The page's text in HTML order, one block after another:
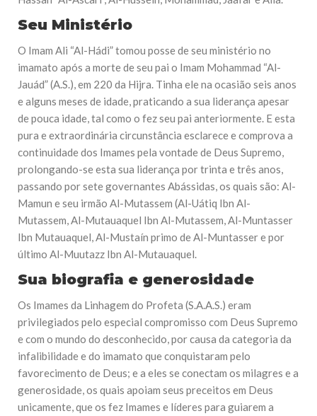
Seu Ministério
O Imam Ali “Al-Hádi” tomou posse de seu ministério no
imamato após a morte de seu pai o Imam Mohammad “Al-
Jauád” (A.S.), em 220 da Hijra. Tinha ele na ocasião seis anos
e alguns meses de idade, praticando a sua liderança apesar
de pouca idade, tal como o fez seu pai anteriormente. E esta
pura e extraordinária circunstância esclarece e comprova a
continuidade dos Imames pela vontade de Deus Supremo,
prolongando-se esta sua liderança por trinta e três anos,
passando por sete governantes Abássidas, os quais são: Al-
Mamun e seu irmão Al-Mutassem (Al-Uátiq Ibn Al-
Mutassem, Al-Mutauaquel Ibn Al-Mutassem, Al-Muntasser
Ibn Mutauaquel, Al-Mustaín primo de Al-Muntasser e por
último Al-Muutazz Ibn Al-Mutauaquel.
Sua biografia e generosidade
Os Imames da Linhagem do Profeta (S.A.A.S.) eram
privilegiados pelo especial compromisso com Deus Supremo
e com o mundo do desconhecido, por causa da categoria da
infalibilidade e do imamato que conquistaram pelo
favorecimento de Deus; e a eles se conectam os milagres e a
generosidade, os quais apoiam seus preceitos em Deus
unicamente, que os fez Imames e líderes para guiarem a